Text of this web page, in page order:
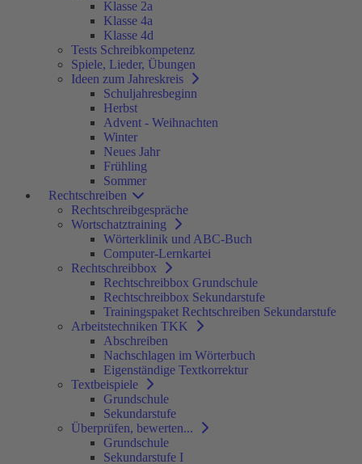
Klasse 2a
Klasse 4a
Klasse 4d
Tests Schreibkompetenz
Spiele, Lieder, Übungen
Ideen zum Jahreskreis
Schuljahresbeginn
Herbst
Advent - Weihnachten
Winter
Neues Jahr
Frühling
Sommer
Rechtschreiben
Rechtschreibgespräche
Wortschatztraining
Wörterklinik und ABC-Buch
Computer-Lernkartei
Rechtschreibbox
Rechtschreibbox Grundschule
Rechtschreibbox Sekundarstufe
Trainingspaket Rechtschreiben Sekundarstufe
Arbeitstechniken TKK
Abschreiben
Nachschlagen im Wörterbuch
Eigenständige Textkorrektur
Textbeispiele
Grundschule
Sekundarstufe
Überprüfen, bewerten...
Grundschule
Sekundarstufe I